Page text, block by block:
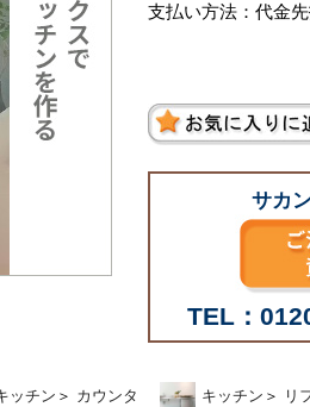
支払い方法：代金
サカ
TEL：
ッチン ＞ カウンタ
キッチン ＞
リ